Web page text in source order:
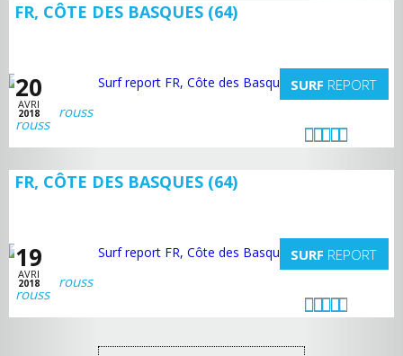
FR, CÔTE DES BASQUES (64)
20
AVRI
2018
SURF REPORT
rouss
FR, CÔTE DES BASQUES (64)
19
AVRI
2018
SURF REPORT
rouss